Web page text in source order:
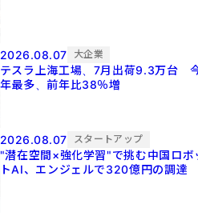
2026.08.07 大企業
テスラ上海工場、7月出荷9.3万台
年最多、前年比38％増
2026.08.07 スタートアップ
"潜在空間×強化学習"で挑む中国ロボ
トAI、エンジェルで320億円の調達